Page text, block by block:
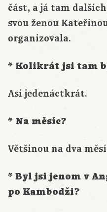
část, a já tam
svou ženou
organizovala.
* Kolikrát jsi tam
Asi jedenáctkrát.
* Na měsíc?
Většinou na dva
* Byl jsi jenom v
po Kambodži?